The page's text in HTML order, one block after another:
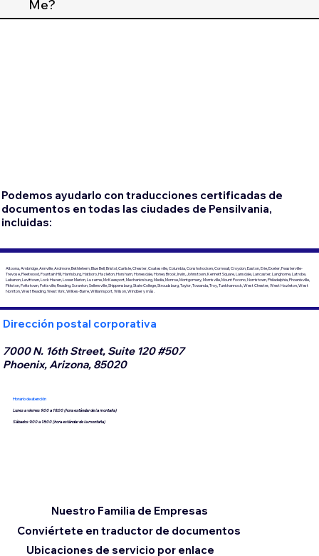
Me?
Podemos ayudarlo con traducciones certificadas de
documentos en todas las ciudades de Pensilvania,
incluidas:
Altoona, Ambridge, Annville, Ardmore, Bethlehem, Blue Bell, Bristol, Carlisle, Chester, Coatesville, Columbia, Conshohocken, Cornwall, Croydon, Easton, Erie, Exeter, Feasterville-
Trevose, Fleetwood, Fountain Hill, Harrisburg, Hatboro, Hazleton, Horsham, Honesdale, Honey Brook, Irwin, Johnstown, Kennett Square, Lansdale, Lancaster, Langhorne, Latrobe,
Lebanon, Levittown, Lock Haven, Lower Merion, Luzerne, McKeesport, Mechanicsburg, Media, Monroe, Montgomery, Morrisville, Mount Pocono, Norristown, Philadelphia, Phoenixville,
Pittston, Pottstown, Pottsville, Reading, Scranton, Sellersville, Shippensburg, State College, Stroudsburg, Taylor, Towanda, Troy, Tunkhannock, West Chester, West Hazleton, West
Norriton, West Reading, West York, Wilkes-Barre, Williamsport, Wilson, Windber y más.
Dirección postal corporativa
7000 N. 16th Street, Suite 120 #507
Phoenix, Arizona, 85020
Horario de atención
Lunes a viernes 9:00 a 18:00 (hora estándar de la montaña)
Sábados 9:00 a 18:00 (hora estándar de la montaña)
Conviértete en traductor de documentos
Ubicaciones de servicio por enlace
Nuestro Familia de Empresas